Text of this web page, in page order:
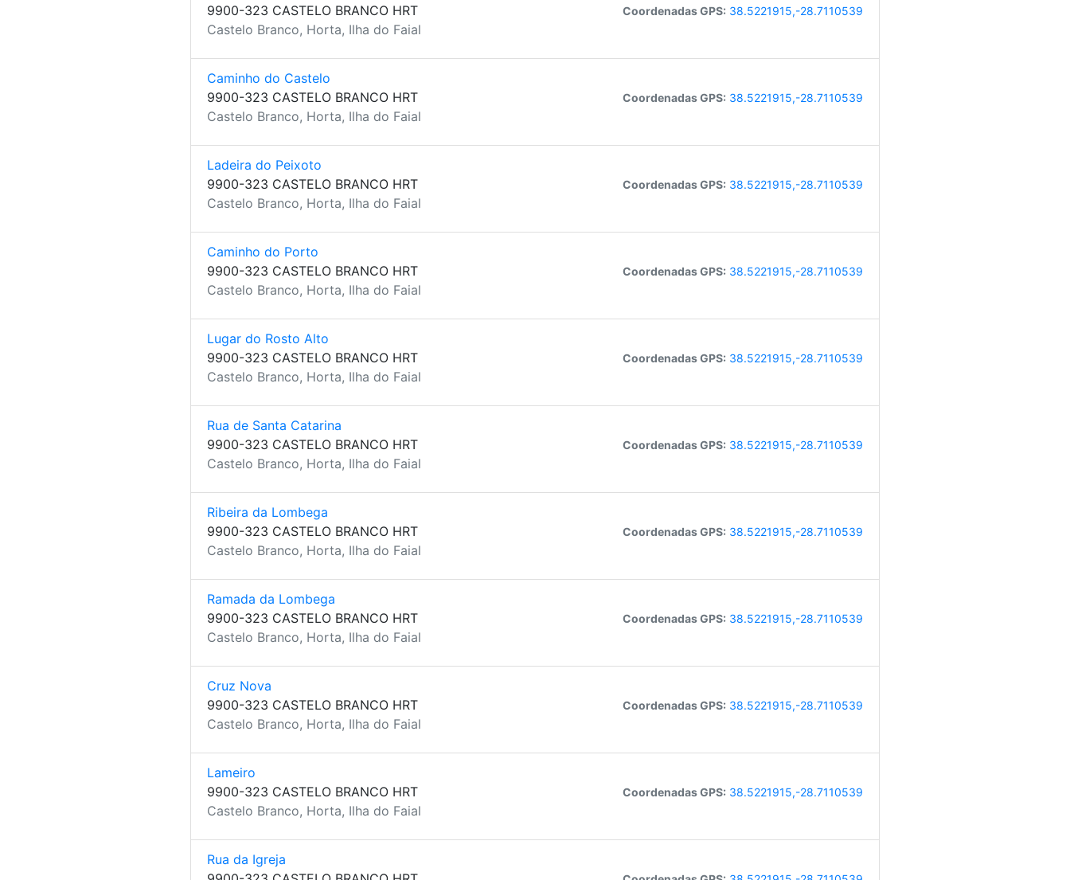
9900-323 CASTELO BRANCO HRT
Castelo Branco, Horta, Ilha do Faial
Coordenadas GPS: 38.5221915,-28.7110539
Caminho do Castelo
9900-323 CASTELO BRANCO HRT
Castelo Branco, Horta, Ilha do Faial
Coordenadas GPS: 38.5221915,-28.7110539
Ladeira do Peixoto
9900-323 CASTELO BRANCO HRT
Castelo Branco, Horta, Ilha do Faial
Coordenadas GPS: 38.5221915,-28.7110539
Caminho do Porto
9900-323 CASTELO BRANCO HRT
Castelo Branco, Horta, Ilha do Faial
Coordenadas GPS: 38.5221915,-28.7110539
Lugar do Rosto Alto
9900-323 CASTELO BRANCO HRT
Castelo Branco, Horta, Ilha do Faial
Coordenadas GPS: 38.5221915,-28.7110539
Rua de Santa Catarina
9900-323 CASTELO BRANCO HRT
Castelo Branco, Horta, Ilha do Faial
Coordenadas GPS: 38.5221915,-28.7110539
Ribeira da Lombega
9900-323 CASTELO BRANCO HRT
Castelo Branco, Horta, Ilha do Faial
Coordenadas GPS: 38.5221915,-28.7110539
Ramada da Lombega
9900-323 CASTELO BRANCO HRT
Castelo Branco, Horta, Ilha do Faial
Coordenadas GPS: 38.5221915,-28.7110539
Cruz Nova
9900-323 CASTELO BRANCO HRT
Castelo Branco, Horta, Ilha do Faial
Coordenadas GPS: 38.5221915,-28.7110539
Lameiro
9900-323 CASTELO BRANCO HRT
Castelo Branco, Horta, Ilha do Faial
Coordenadas GPS: 38.5221915,-28.7110539
Rua da Igreja